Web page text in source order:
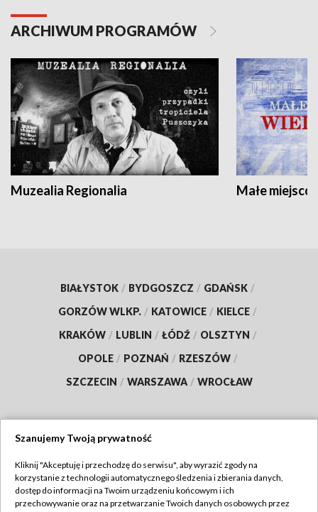
ARCHIWUM PROGRAMÓW
Muzealia Regionalia Małe
BIAŁYSTOK / BYDGOSZCZ / GDAŃSK /
GORZÓW WLKP. / KATOWICE / KIELCE /
KRAKÓW / LUBLIN / ŁÓDŹ / OLSZTYN /
OPOLE / POZNAŃ / RZESZÓW /
SZCZECIN / WARSZAWA / WROCŁAW
TVP
Abonament TVP
Regulamin TVP
Szanujemy Twoją prywatność
Kliknij "Akceptuję i przechodzę do serwisu", aby wyrazić zgody na
korzystanie z technologii automatycznego śledzenia i zbierania danych,
dostęp do informacji na Twoim urządzeniu końcowym i ich
przechowywanie oraz na przetwarzanie Twoich danych osobowych przez